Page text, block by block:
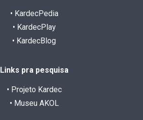
• KardecPedia
• KardecPlay
• KardecBlog
Links pra pesquisa
• Projeto Kardec
• Museu AKOL